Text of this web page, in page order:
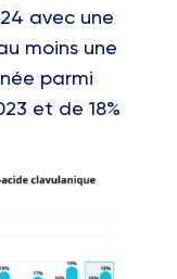
avec une
moins une
parmi
et de 18%